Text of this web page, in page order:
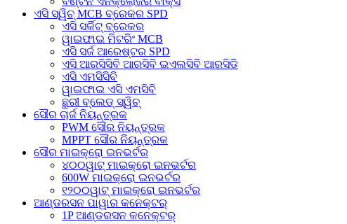
ଏସି ସ୍ୱିଚ୍ MCB ବ୍ରେକର SPD
ଏସି ସର୍କିଟ୍ ବ୍ରେକର
ୱାଇଫାଇ ମିଟରିଂ MCB
ଏସି ସର୍ଜ ଆରେଷ୍ଟର SPD
ଏସି ଆରସିସିବି ଆରସିବି ଇଏଲସିବି ଆରସିଡି
ଏସି ଏମସିସିବି
ୱାଇଫାଇ ଏସି ଏମସିବି
ଛୁରୀ ବ୍ଲେଡ୍ ସ୍ୱିଚ୍
ସୌର ଚାର୍ଜ ନିୟନ୍ତ୍ରକ
PWM ସୌର ନିୟନ୍ତ୍ରକ
MPPT ସୌର ନିୟନ୍ତ୍ରକ
ସୌର ମାଇକ୍ରୋ ଇନଭର୍ଟର
୪୦୦ୱାଟ୍ ମାଇକ୍ରୋ ଇନଭର୍ଟର
600W ମାଇକ୍ରୋ ଇନଭର୍ଟର
୧୨୦୦ୱାଟ୍ ମାଇକ୍ରୋ ଇନଭର୍ଟର
ଆଣ୍ଡରସନ ପାୱାର କନେକ୍ଟର୍
1P ଆଣ୍ଡରସନ କନେକ୍ଟର୍